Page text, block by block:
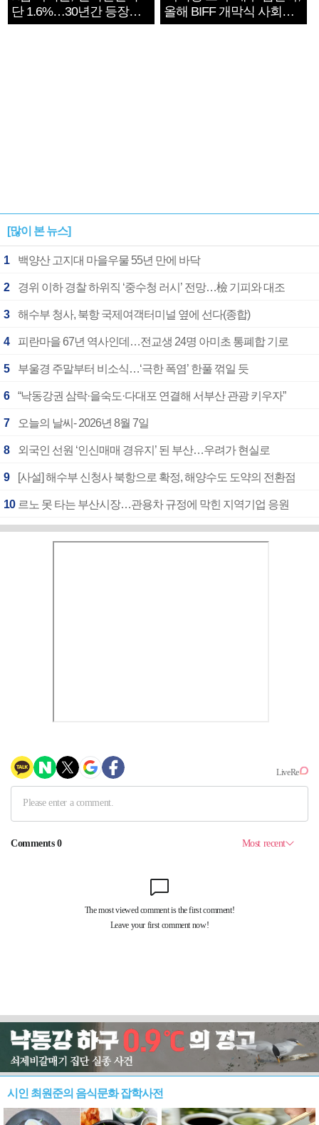
단 1.6%…30년간 등장
1182개팀 전수조사
올해 BIFF 개막식 사회자
확정
[많이 본 뉴스]
1 백양산 고지대 마을우물 55년 만에 바닥
2 경위 이하 경찰 하위직 ‘중수청 러시’ 전망…檢 기피와 대조
3 해수부 청사, 북항 국제여객터미널 옆에 선다(종합)
4 피란마을 67년 역사인데…전교생 24명 아미초 통폐합 기로
5 부울경 주말부터 비소식…‘극한 폭염’ 한풀 꺾일 듯
6 “낙동강권 삼락·을숙도·다대포 연결해 서부산 관광 키우자”
7 오늘의 날씨- 2026년 8월 7일
8 외국인 선원 ‘인신매매 경유지’ 된 부산…우려가 현실로
9 [사설] 해수부 신청사 북항으로 확정, 해양수도 도약의 전환점
10 르노 못 타는 부산시장…관용차 규정에 막힌 지역기업 응원
시인 최원준의 음식문화 잡학사전